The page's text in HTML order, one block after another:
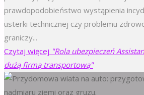
prawdopodobieństwo wystąpienia
usterki technicznej czy problemu
graniczy...
Czytaj więcej "Rola ubezpieczeń
dużą firmą transportową"